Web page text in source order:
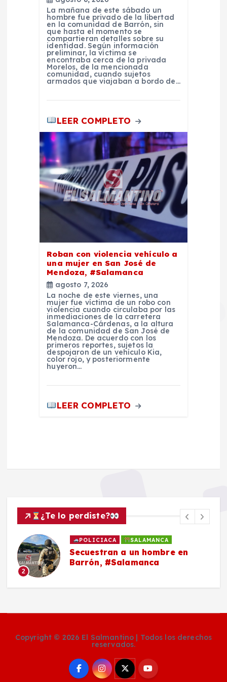
La mañana de este sábado un
hombre fue privado de la libertad
en la comunidad de Barrón, sin
que hasta el momento se
compartieran detalles sobre su
identidad. Según información
preliminar, la víctima se
encontraba cerca de la privada
Morelos, de la mencionada
comunidad, cuando sujetos
armados que viajaban a bordo de…
LEER COMPLETO
Roban con violencia vehículo a
una mujer en San José de
Mendoza, #Salamanca
agosto 7, 2026
La noche de este viernes, una
mujer fue víctima de un robo con
violencia cuando circulaba por las
inmediaciones de la carretera
Salamanca-Cárdenas, a la altura
de la comunidad de San José de
Mendoza. De acuerdo con los
primeros reportes, sujetos la
despojaron de un vehículo Kia,
color rojo, y posteriormente
huyeron…
LEER COMPLETO
¿Te lo perdiste?
2
POLICIACA SALAMANCA
Secuestran a un hombre en
Barrón, #Salamanca
Copyright © 2026 El Salmantino | Todos los derechos
reservados.